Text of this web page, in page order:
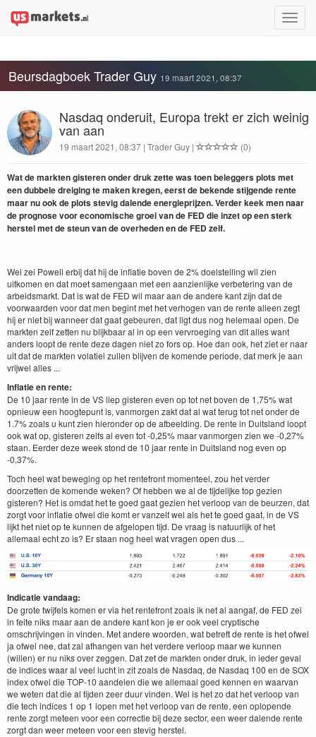
Toggle
Beursdagboek Trader Guy 19 maart 2021, 08:37
Nasdaq onderuit, Europa trekt er zich weinig
van aan
19 maart 2021, 08:37 | Trader Guy | (0)
Wat de markten gisteren onder druk zette was toen beleggers plots met
een dubbele dreiging te maken kregen, eerst de bekende stijgende rente
maar nu ook de plots stevig dalende energieprijzen. Verder keek men naar
de prognose voor economische groei van de FED die inzet op een sterk
herstel met de steun van de overheden en de FED zelf.
Wel zei Powell erbij dat hij de inflatie boven de 2% doelstelling wil zien
uitkomen en dat moet samengaan met een aanzienlijke verbetering van de
arbeidsmarkt. Dat is wat de FED wil maar aan de andere kant zijn dat de
voorwaarden voor dat men begint met het verhogen van de rente alleen zegt
hij er niet bij wanneer dat gaat gebeuren, dat ligt dus nog helemaal open. De
markten zelf zetten nu blijkbaar al in op een vervroeging van dit alles want
anders loopt de rente deze dagen niet zo fors op. Hoe dan ook, het ziet er naar
uit dat de markten volatiel zullen blijven de komende periode, dat merk je aan
vrijwel alles ...
Inflatie en rente:
De 10 jaar rente in de VS liep gisteren even op tot net boven de 1,75% wat
opnieuw een hoogtepunt is, vanmorgen zakt dat al wat terug tot net onder de
1.7% zoals u kunt zien hieronder op de afbeelding. De rente in Duitsland loopt
ook wat op, gisteren zelfs al even tot -0,25% maar vanmorgen zien we -0,27%
staan. Eerder deze week stond de 10 jaar rente in Duitsland nog even op
-0,37%.
Toch heel wat beweging op het rentefront momenteel, zou het verder
doorzetten de komende weken? Of hebben we al de tijdelijke top gezien
gisteren? Het is omdat het te goed gaat gezien het verloop van de beurzen, dat
zorgt voor inflatie ofwel die komt er vanzelf wel als het te goed gaat, in de VS
lijkt het niet op te kunnen de afgelopen tijd. De vraag is natuurlijk of het
allemaal echt zo is? Er staan nog heel wat vragen open dus ...
Indicatie vandaag:
De grote twijfels komen er via het rentefront zoals ik net al aangaf, de FED zei
in feite niks maar aan de andere kant kon je er ook veel cryptische
omschrijvingen in vinden. Met andere woorden, wat betreft de rente is het ofwel
ja ofwel nee, dat zal afhangen van het verdere verloop maar we kunnen
(willen) er nu niks over zeggen. Dat zet de markten onder druk, in ieder geval
de indices waar al veel lucht in zit zoals de Nasdaq, de Nasdaq 100 en de SOX
index ofwel die TOP-10 aandelen die we allemaal goed kennen en waarvan
we weten dat die al tijden zeer duur vinden. Wel is het zo dat het verloop van
die tech indices 1 op 1 lopen met het verloop van de rente, een oplopende
rente zorgt meteen voor een correctie bij deze sector, een weer dalende rente
zorgt dan weer meteen voor een stevig herstel.